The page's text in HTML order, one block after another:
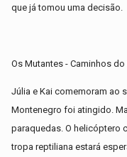
que já tomou uma decisão.
Os Mutantes - Caminhos
Júlia e Kai comemoram ao
Montenegro foi atingido.
paraquedas. O helicóptero
tropa reptiliana estará